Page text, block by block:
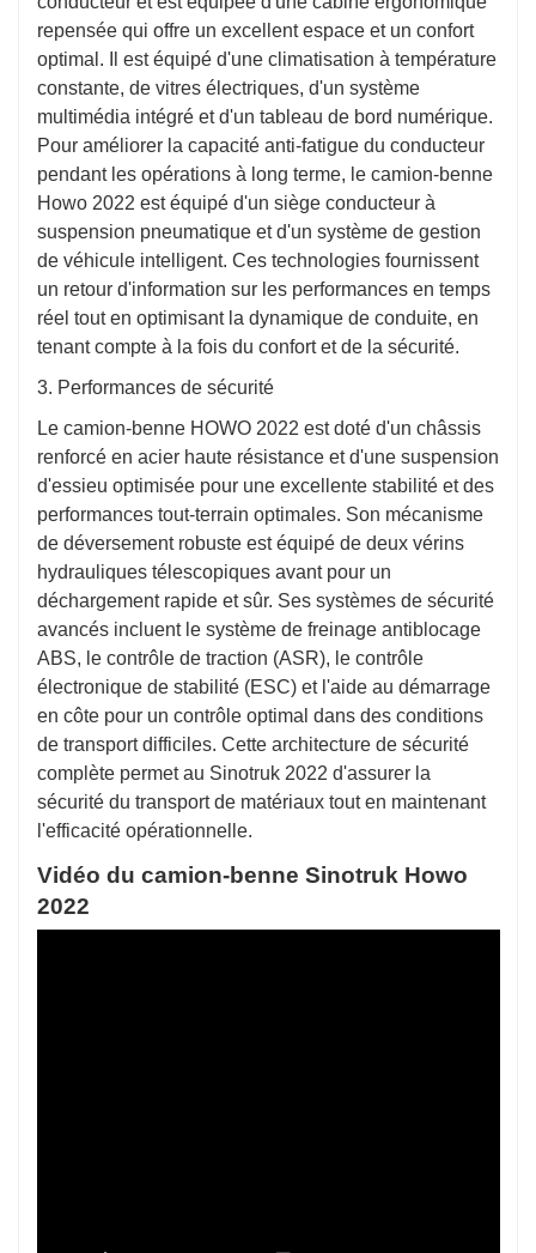
repensée qui offre un excellent espace et un confort
optimal. Il est équipé d'une climatisation à température
constante, de vitres électriques, d'un système
multimédia intégré et d'un tableau de bord numérique.
Pour améliorer la capacité anti-fatigue du conducteur
pendant les opérations à long terme, le camion-benne
Howo 2022 est équipé d'un siège conducteur à
suspension pneumatique et d'un système de gestion
de véhicule intelligent. Ces technologies fournissent
un retour d'information sur les performances en temps
réel tout en optimisant la dynamique de conduite, en
tenant compte à la fois du confort et de la sécurité.
3. Performances de sécurité
Le camion-benne HOWO 2022 est doté d'un châssis
renforcé en acier haute résistance et d'une suspension
d'essieu optimisée pour une excellente stabilité et des
performances tout-terrain optimales. Son mécanisme
de déversement robuste est équipé de deux vérins
hydrauliques télescopiques avant pour un
déchargement rapide et sûr. Ses systèmes de sécurité
avancés incluent le système de freinage antiblocage
ABS, le contrôle de traction (ASR), le contrôle
électronique de stabilité (ESC) et l'aide au démarrage
en côte pour un contrôle optimal dans des conditions
de transport difficiles. Cette architecture de sécurité
complète permet au Sinotruk 2022 d'assurer la
sécurité du transport de matériaux tout en maintenant
l'efficacité opérationnelle.
Vidéo du camion-benne Sinotruk Howo
2022